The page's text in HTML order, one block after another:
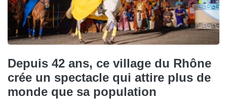
Depuis 42 ans, ce village du Rhône
crée un spectacle qui attire plus de
monde que sa population